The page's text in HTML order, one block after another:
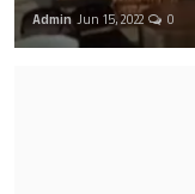
Admin Jun 15, 2022 0